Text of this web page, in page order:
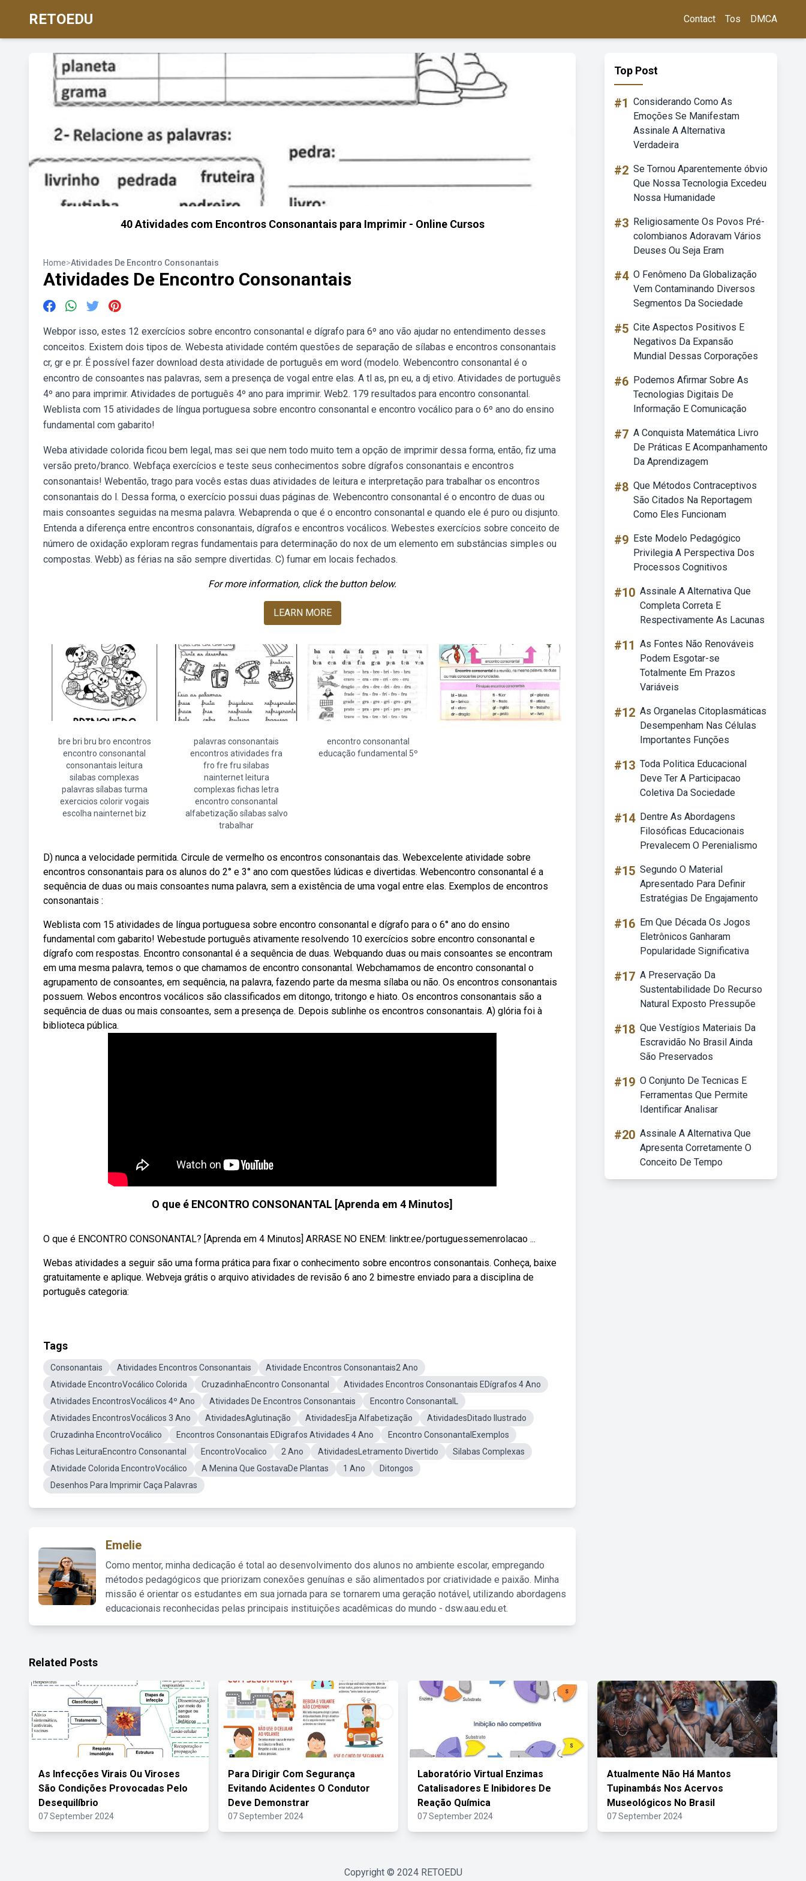
RETOEDU Contact Tos DMCA
40 Atividades com Encontros Consonantais para Imprimir - Online Cursos
Home>Atividades De Encontro Consonantais
Atividades De Encontro Consonantais
Webpor isso, estes 12 exercícios sobre encontro consonantal e dígrafo para 6º ano vão ajudar no entendimento desses
conceitos. Existem dois tipos de. Webesta atividade contém questões de separação de sílabas e encontros consonantais
cr, gr e pr. É possível fazer download desta atividade de português em word (modelo. Webencontro consonantal é o
encontro de consoantes nas palavras, sem a presença de vogal entre elas. A tl as, pn eu, a dj etivo. Atividades de português
4º ano para imprimir. Atividades de português 4º ano para imprimir. Web2. 179 resultados para encontro consonantal.
Weblista com 15 atividades de língua portuguesa sobre encontro consonantal e encontro vocálico para o 6º ano do ensino
fundamental com gabarito!
Weba atividade colorida ficou bem legal, mas sei que nem todo muito tem a opção de imprimir dessa forma, então, fiz uma
versão preto/branco. Webfaça exercícios e teste seus conhecimentos sobre dígrafos consonantais e encontros
consonantais! Webentão, trago para vocês estas duas atividades de leitura e interpretação para trabalhar os encontros
consonantais do l. Dessa forma, o exercício possui duas páginas de. Webencontro consonantal é o encontro de duas ou
mais consoantes seguidas na mesma palavra. Webaprenda o que é o encontro consonantal e quando ele é puro ou disjunto.
Entenda a diferença entre encontros consonantais, dígrafos e encontros vocálicos. Webestes exercícios sobre conceito de
número de oxidação exploram regras fundamentais para determinação do nox de um elemento em substâncias simples ou
compostas. Webb) as férias na são sempre divertidas. C) fumar em locais fechados.
For more information, click the button below.
LEARN MORE
bre bri bru bro encontros
encontro consonantal
consonantais leitura
silabas complexas
palavras sílabas turma
exercicios colorir vogais
escolha nainternet biz
palavras consonantais
encontros atividades fra
fro fre fru silabas
nainternet leitura
complexas fichas letra
encontro consonantal
alfabetização sílabas salvo
trabalhar
encontro consonantal
educação fundamental 5º
D) nunca a velocidade permitida. Circule de vermelho os encontros consonantais das. Webexcelente atividade sobre
encontros consonantais para os alunos do 2° e 3° ano com questões lúdicas e divertidas. Webencontro consonantal é a
sequência de duas ou mais consoantes numa palavra, sem a existência de uma vogal entre elas. Exemplos de encontros
consonantais :
Weblista com 15 atividades de língua portuguesa sobre encontro consonantal e dígrafo para o 6° ano do ensino
fundamental com gabarito! Webestude português ativamente resolvendo 10 exercícios sobre encontro consonantal e
dígrafo com respostas. Encontro consonantal é a sequência de duas. Webquando duas ou mais consoantes se encontram
em uma mesma palavra, temos o que chamamos de encontro consonantal. Webchamamos de encontro consonantal o
agrupamento de consoantes, em sequência, na palavra, fazendo parte da mesma sílaba ou não. Os encontros consonantais
possuem. Webos encontros vocálicos são classificados em ditongo, tritongo e hiato. Os encontros consonantais são a
sequência de duas ou mais consoantes, sem a presença de. Depois sublinhe os encontros consonantais. A) glória foi à
biblioteca pública.
O que é ENCONTRO CONSONANTAL [Aprenda em 4 Minutos]
O que é ENCONTRO CONSONANTAL? [Aprenda em 4 Minutos] ARRASE NO ENEM: linktr.ee/portuguessemenrolacao ...
Webas atividades a seguir são uma forma prática para fixar o conhecimento sobre encontros consonantais. Conheça, baixe
gratuitamente e aplique. Webveja grátis o arquivo atividades de revisão 6 ano 2 bimestre enviado para a disciplina de
português categoria:
Tags
Consonantais Atividades Encontros Consonantais
Atividade Encontros Consonantais2 Ano
Atividade EncontroVocálico Colorida
CruzadinhaEncontro Consonantal
Atividades Encontros Consonantais EDígrafos 4 Ano
Atividades EncontrosVocálicos 4º Ano
Atividades De Encontros Consonantais
Encontro ConsonantalL
Atividades EncontrosVocálicos 3 Ano
AtividadesAglutinação AtividadesEja Alfabetização
AtividadesDitado Ilustrado
Cruzadinha EncontroVocálico
Encontros Consonantais EDigrafos Atividades 4 Ano
Encontro ConsonantalExemplos
Fichas LeituraEncontro Consonantal
EncontroVocalico 2 Ano AtividadesLetramento Divertido
Silabas Complexas
Atividade Colorida EncontroVocálico
A Menina Que GostavaDe Plantas 1 Ano
Ditongos
Desenhos Para Imprimir Caça Palavras
Emelie
Como mentor, minha dedicação é total ao desenvolvimento dos alunos no ambiente escolar, empregando
métodos pedagógicos que priorizam conexões genuínas e são alimentados por criatividade e paixão. Minha
missão é orientar os estudantes em sua jornada para se tornarem uma geração notável, utilizando abordagens
educacionais reconhecidas pelas principais instituições acadêmicas do mundo - dsw.aau.edu.et.
Top Post
#1 Considerando Como As
Emoções Se Manifestam
Assinale A Alternativa
Verdadeira
#2 Se Tornou Aparentemente óbvio
Que Nossa Tecnologia Excedeu
Nossa Humanidade
#3 Religiosamente Os Povos Pré-
colombianos Adoravam Vários
Deuses Ou Seja Eram
#4 O Fenômeno Da Globalização
Vem Contaminando Diversos
Segmentos Da Sociedade
#5 Cite Aspectos Positivos E
Negativos Da Expansão
Mundial Dessas Corporações
#6 Podemos Afirmar Sobre As
Tecnologias Digitais De
Informação E Comunicação
#7 A Conquista Matemática Livro
De Práticas E Acompanhamento
Da Aprendizagem
#8 Que Métodos Contraceptivos
São Citados Na Reportagem
Como Eles Funcionam
#9 Este Modelo Pedagógico
Privilegia A Perspectiva Dos
Processos Cognitivos
#10 Assinale A Alternativa Que
Completa Correta E
Respectivamente As Lacunas
#11 As Fontes Não Renováveis
Podem Esgotar-se
Totalmente Em Prazos
Variáveis
#12 As Organelas Citoplasmáticas
Desempenham Nas Células
Importantes Funções
#13 Toda Politica Educacional
Deve Ter A Participacao
Coletiva Da Sociedade
#14 Dentre As Abordagens
Filosóficas Educacionais
Prevalecem O Perenialismo
#15 Segundo O Material
Apresentado Para Definir
Estratégias De Engajamento
#16 Em Que Década Os Jogos
Eletrônicos Ganharam
Popularidade Significativa
#17 A Preservação Da
Sustentabilidade Do Recurso
Natural Exposto Pressupõe
#18 Que Vestígios Materiais Da
Escravidão No Brasil Ainda
São Preservados
#19 O Conjunto De Tecnicas E
Ferramentas Que Permite
Identificar Analisar
#20 Assinale A Alternativa Que
Apresenta Corretamente O
Conceito De Tempo
Related Posts
As Infecções Virais Ou Viroses
São Condições Provocadas Pelo
Desequilíbrio
07 September 2024
Para Dirigir Com Segurança
Evitando Acidentes O Condutor
Deve Demonstrar
07 September 2024
Laboratório Virtual Enzimas
Catalisadores E Inibidores De
Reação Química
07 September 2024
Atualmente Não Há Mantos
Tupinambás Nos Acervos
Museológicos No Brasil
07 September 2024
Copyright © 2024 RETOEDU